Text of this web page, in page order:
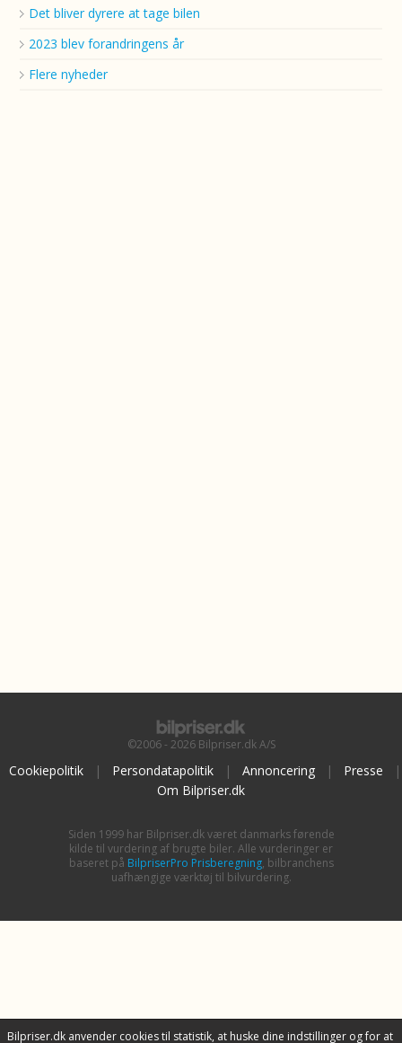
Det bliver dyrere at tage bilen
2023 blev forandringens år
Flere nyheder
©2006 - 2026 Bilpriser.dk A/S
Cookiepolitik | Persondatapolitik | Annoncering | Presse
|
Om Bilpriser.dk
Siden 1999 har Bilpriser.dk været danmarks førende
kilde til vurdering af brugte biler. Alle vurderinger er
baseret på BilpriserPro Prisberegning, bilbranchens
uafhængige værktøj til bilvurdering.
Bilpriser.dk anvender cookies til statistik, at huske dine indstillinger og for at